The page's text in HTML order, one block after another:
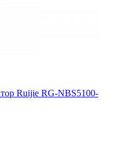
Ruijie RG-NBS5100-